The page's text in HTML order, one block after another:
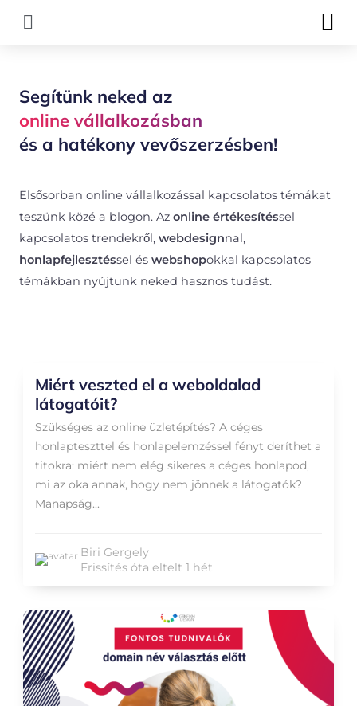
Segítünk neked az
online vállalkozásban
és a hatékony vevőszerzésben!
Elsősorban online vállalkozással kapcsolatos témákat
teszünk közé a blogon. Az online értékesítéssel
kapcsolatos trendekről, webdesignnal,
honlapfejlesztéssel és webshopokkal kapcsolatos
témákban nyújtunk neked hasznos tudást.
Miért veszted el a weboldalad
látogatóit?
Szükséges az online üzletépítés? A céges
honlapteszttel és honlapelemzéssel fényt deríthet a
titokra: miért nem elég sikeres a céges honlapod,
mi az oka annak, hogy nem jönnek a látogatók?
Manapság...
Biri Gergely
Frissítés óta eltelt 1 hét